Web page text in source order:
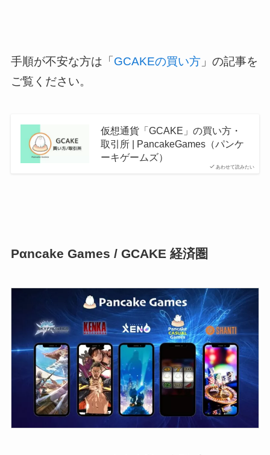
手順が不安な方は「 GCAKEの買い方」の記事を
ご覧ください。
あわせて読みたい
仮想通貨「GCAKE」の買い方・
取引所 | PancakeGames（パンケ
ーキゲームズ）
Pαncake Games / GCAKE 経済圏